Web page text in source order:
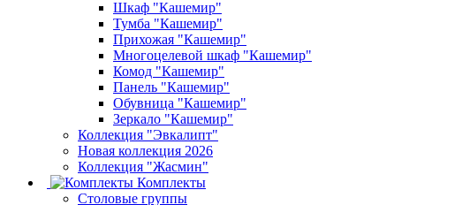
Шкаф "Кашемир"
Тумба "Кашемир"
Прихожая "Кашемир"
Многоцелевой шкаф "Кашемир"
Комод "Кашемир"
Панель "Кашемир"
Обувница "Кашемир"
Зеркало "Кашемир"
Коллекция "Эвкалипт"
Новая коллекция 2026
Коллекция "Жасмин"
Комплекты
Столовые группы